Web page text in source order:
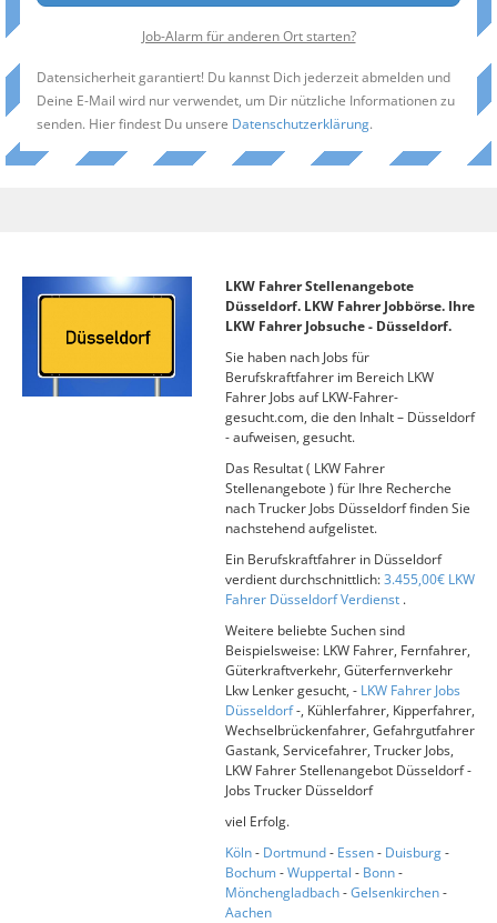
Job-Alarm für anderen Ort starten?
Datensicherheit garantiert! Du kannst Dich jederzeit abmelden und
Deine E-Mail wird nur verwendet, um Dir nützliche Informationen zu
senden. Hier findest Du unsere Datenschutzerklärung.
LKW Fahrer Stellenangebote
Düsseldorf. LKW Fahrer Jobbörse. Ihre
LKW Fahrer Jobsuche - Düsseldorf.
Sie haben nach Jobs für
Berufskraftfahrer im Bereich LKW
Fahrer Jobs auf LKW-Fahrer-
gesucht.com, die den Inhalt – Düsseldorf
- aufweisen, gesucht.
Das Resultat ( LKW Fahrer
Stellenangebote ) für Ihre Recherche
nach Trucker Jobs Düsseldorf finden Sie
nachstehend aufgelistet.
Ein Berufskraftfahrer in Düsseldorf
verdient durchschnittlich:3.455,00€ LKW
Fahrer Düsseldorf Verdienst .
Weitere beliebte Suchen sind
Beispielsweise: LKW Fahrer, Fernfahrer,
Güterkraftverkehr, Güterfernverkehr
Lkw Lenker gesucht, - LKW Fahrer Jobs
Düsseldorf-, Kühlerfahrer, Kipperfahrer,
Wechselbrückenfahrer, Gefahrgutfahrer
Gastank, Servicefahrer, Trucker Jobs,
LKW Fahrer Stellenangebot Düsseldorf -
Jobs Trucker Düsseldorf
viel Erfolg.
Köln- Dortmund- Essen- Duisburg-
Bochum-Wuppertal - Bonn-
Mönchengladbach-Gelsenkirchen-
Aachen